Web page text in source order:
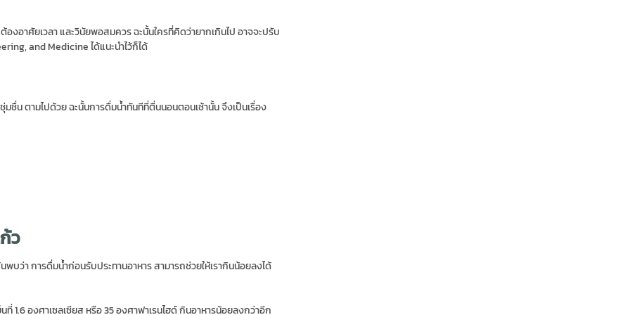
ต้องอาศัยเวลา และวินัยพอสมควร ฉะนั้นใครที่คิดว่ายากเกินไป อาจจะปรับ
and Medicine ได้แนะนำไว้ก็ได้
มชื่น ตามไปด้วย ฉะนั้นการดื่มน้ำทันทีที่ตื่นนอนตอนเช้านั้น จึงเป็นเรื่อง
ว
ว่า การดื่มน้ำก่อนรับประทานอาหาร สามารถช่วยให้เรากินน้อยลงได้
1.6 องศาเซลเซียส หรือ 35 องศาฟาเรนไฮด์ กินอาหารน้อยลงกว่าอีก